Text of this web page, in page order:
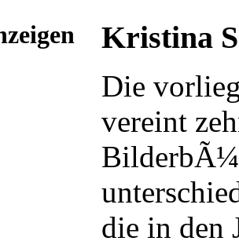
Kristina
Die
vereint
die in den